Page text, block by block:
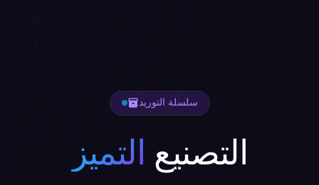
inventory_2سلسلة التوريد
التصنيع التميز